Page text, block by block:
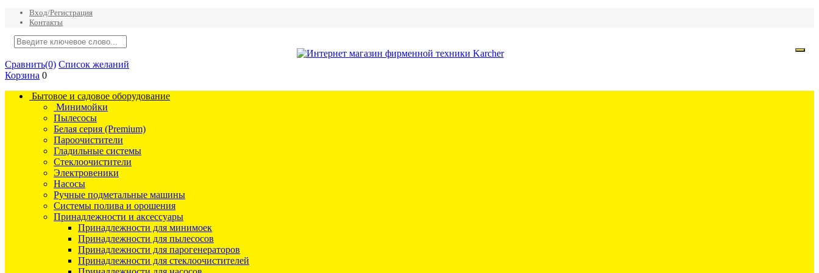
Вход/Регистрация
Контакты
Сравнить(0) Список желаний
Корзина 0
Бытовое и садовое оборудование
Минимойки
Пылесосы
Белая серия (Premium)
Пароочистители
Гладильные системы
Стеклоочистители
Электровеники
Насосы
Ручные подметальные машины
Системы полива и орошения
Принадлежности и аксессуары
Принадлежности для минимоек
Принадлежности для пылесосов
Принадлежности для парогенераторов
Принадлежности для стеклоочистителей